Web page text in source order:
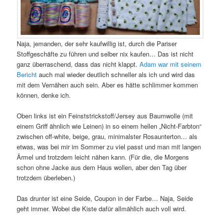
Naja, jemanden, der sehr kaufwillig ist, durch die Pariser
Stoffgeschäfte zu führen und selber nix kaufen… Das ist nicht
ganz überraschend, dass das nicht klappt.Adam war mit seinem
Bericht auch mal wieder deutlich schneller als ich und wird das
mit dem Vernähen auch sein. Aber es hätte schlimmer kommen
können, denke ich.
Oben links ist ein Feinststrickstoff/Jersey aus Baumwolle (mit
einem Griff ähnlich wie Leinen) in so einem hellen „Nicht-Farbton“
zwischen off-white, beige, grau, minimalster Rosaunterton… als
etwas, was bei mir im Sommer zu viel passt und man mit langen
Ärmel und trotzdem leicht nähen kann. (Für die, die Morgens
schon ohne Jacke aus dem Haus wollen, aber den Tag über
trotzdem überleben.)
Das drunter ist eine Seide, Coupon in der Farbe… Naja, Seide
geht immer. Wobei die Kiste dafür allmählich auch voll wird.